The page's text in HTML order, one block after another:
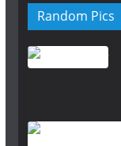
Random Pics